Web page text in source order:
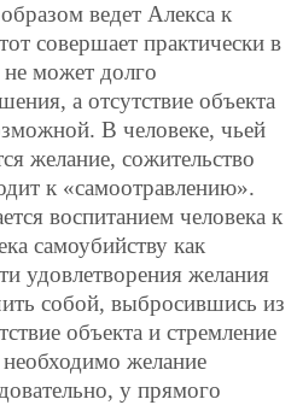
ведет Алекса к
совершает практически в
не может долго
а отсутствие объекта
В человеке, чьей
желание, сожительство
к «самоотравлению».
воспитанием человека к
самоубийству как
удовлетворения желания
собой, выбросившись из
объекта и стремление
желание
у прямого